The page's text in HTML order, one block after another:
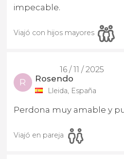
impecable.
Viajó con hijos mayores
16 / 11 / 2025
R Rosendo
Lleida, España
Perdona muy amable y
Viajó en pareja